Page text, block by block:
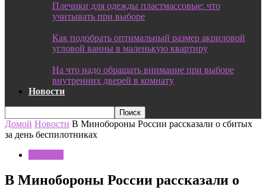
Плечики для одежды пластмассовые: что
учитывать при выборе
Как подобрать оптимальный размер акриловой
угловой ванны в маленькую квартиру
На что надо обращать внимание при выборе
внутренних дверей в комнату
Новости
Домой Новости В Минобороны России рассказали о сбитых
за день беспилотниках
В Минобороны России рассказали о